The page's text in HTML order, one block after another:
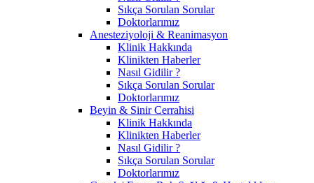
Sıkça Sorulan Sorular
Doktorlarımız
Anesteziyoloji & Reanimasyon
Klinik Hakkında
Klinikten Haberler
Nasıl Gidilir ?
Sıkça Sorulan Sorular
Doktorlarımız
Beyin & Sinir Cerrahisi
Klinik Hakkında
Klinikten Haberler
Nasıl Gidilir ?
Sıkça Sorulan Sorular
Doktorlarımız